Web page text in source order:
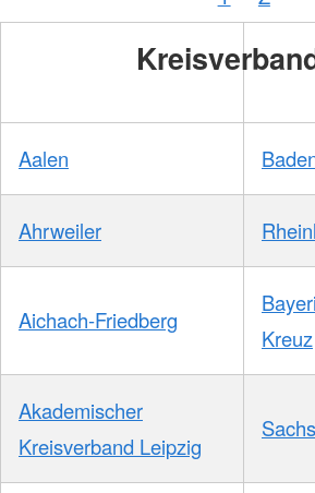
Aalen
Ahrweiler
Aichach-Friedberg
Kreuz
Akademischer
Kreisverband Leipzig